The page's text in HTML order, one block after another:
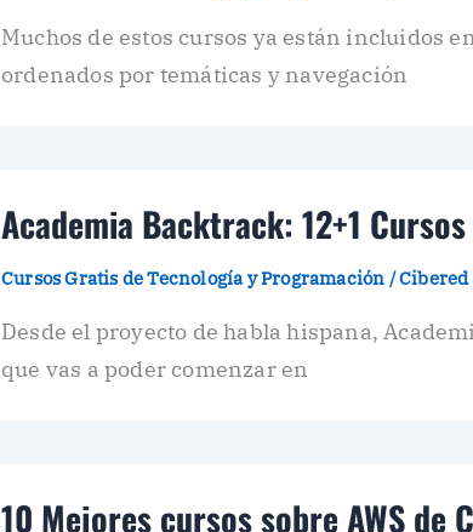
Muchos de estos cursos ya están incluidos
ordenados por temáticas y navegación
Academia Backtrack: 12+1
Cursos Gratis de Tecnología y Programación /Cibered
Desde el proyecto de habla hispana,
que vas a poder comenzar en
10 Mejores cursos sobre AWS de